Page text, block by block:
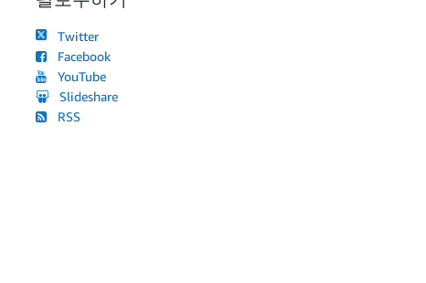
Twitter
Facebook
YouTube
Slideshare
RSS